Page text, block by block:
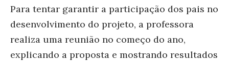
Para tentar garantir a participação dos pais no
desenvolvimento do projeto, a professora
realiza uma reunião no começo do ano,
explicando a proposta e mostrando resultados